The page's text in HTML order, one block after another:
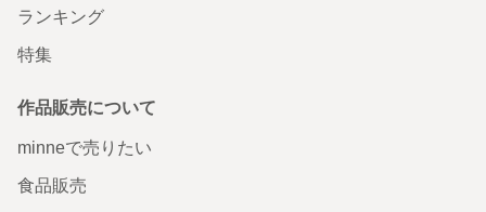
ランキング
特集
作品販売について
minneで売りたい
食品販売